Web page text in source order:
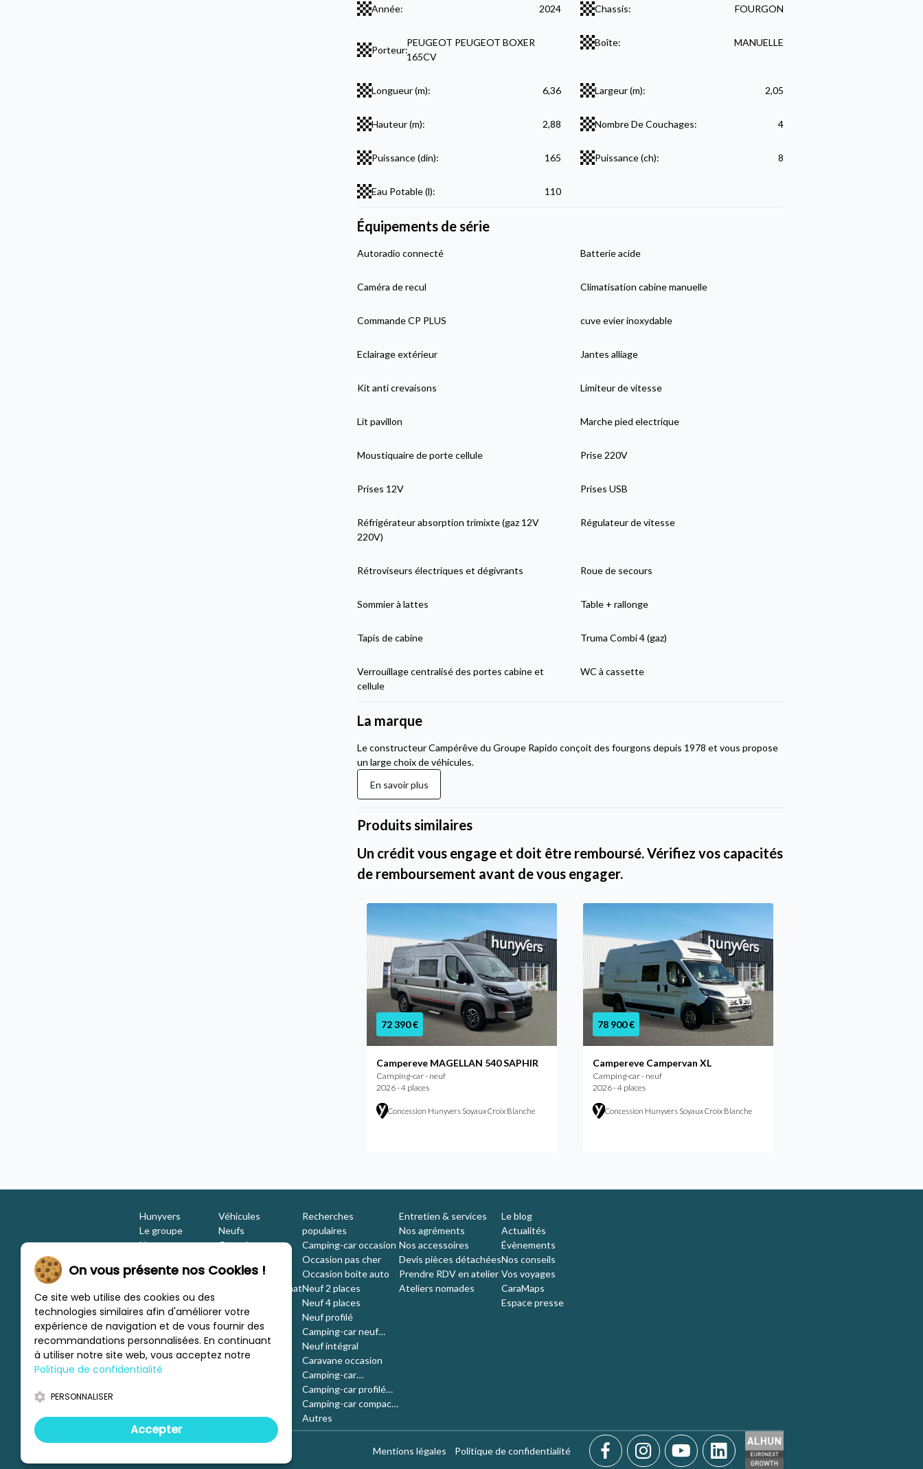
Année: 2024 Chassis: FOURGON
Porteur:
PEUGEOT PEUGEOT BOXER
165CV
Boîte: MANUELLE
Longueur (m): 6,36 Largeur (m): 2,05
Hauteur (m): 2,88 Nombre De Couchages: 4
Puissance (din): 165 Puissance (ch): 8
Eau Potable (l): 110
Équipements de série
Autoradio connecté Batterie acide
Caméra de recul Climatisation cabine manuelle
Commande CP PLUS cuve evier inoxydable
Eclairage extérieur Jantes alliage
Kit anti crevaisons Limiteur de vitesse
Lit pavillon Marche pied electrique
Moustiquaire de porte cellule Prise 220V
Prises 12V Prises USB
Réfrigérateur absorption trimixte (gaz 12V
220V)
Régulateur de vitesse
Rétroviseurs électriques et dégivrants Roue de secours
Sommier à lattes Table + rallonge
Tapis de cabine Truma Combi 4 (gaz)
Verrouillage centralisé des portes cabine et
cellule
WC à cassette
La marque
Le constructeur Campérêve du Groupe Rapido conçoit des fourgons depuis 1978 et vous propose
un large choix de véhicules.
En savoir plus
Produits similaires
Un crédit vous engage et doit être remboursé. Vérifiez vos capacités
de remboursement avant de vous engager.
72 390 €
Campereve MAGELLAN 540 SAPHIR
Camping-car - neuf
2026 - 4 places
Concession Hunyvers Soyaux Croix Blanche
78 900 €
Campereve Campervan XL
Camping-car - neuf
2026 - 4 places
Concession Hunyvers Soyaux Croix Blanche
Hunyvers
Le groupe
Nos engagements
Nous rejoindre
Nos marques
Les concessions
Nous trouver
Véhicules
Neufs
Occasions
Location
Estimation / Rachat
Financement
Recherches
populaires
Camping-car occasion
Occasion pas cher
Occasion boite auto
Neuf 2 places
Neuf 4 places
Neuf profilé
Camping-car neuf
compact
Neuf intégral
Caravane occasion
Camping-car
d'occasion 4 places
Camping-car profilé
occasion
Camping-car compact
occasion
Autres
Entretien & services
Nos agréments
Nos accessoires
Devis pièces détachées
Prendre RDV en atelier
Ateliers nomades
Le blog
Actualités
Évènements
Nos conseils
Vos voyages
CaraMaps
Espace presse
Mentions légales Politique de confidentialité
On vous présente nos Cookies !
Ce site web utilise des cookies ou des
technologies similaires afin d'améliorer votre
expérience de navigation et de vous fournir des
recommandations personnalisées. En continuant
à utiliser notre site web, vous acceptez notre
Politique de confidentialité
PERSONNALISER
Accepter